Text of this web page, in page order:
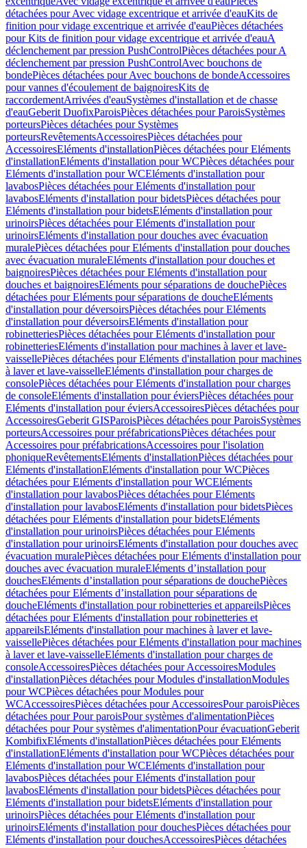
détachées pour Avec vidage excentrique et arrivée d'eauKits de
finition pour vidage excentrique et arrivée d'eauPièces détachées
pour Kits de finition pour vidage excentrique et arrivée d'eauA
déclenchement par pression PushControlPièces détachées pour A
déclenchement par pression PushControlAvec bouchons de
bondePièces détachées pour Avec bouchons de bondeAccessoires
pour vannes d'écoulement de baignoiresKits de
raccordementArrivées d'eauSystèmes d'installation et de chasse
d'eauGeberit DuofixParoisPièces détachées pour ParoisSystèmes
porteursPièces détachées pour Systèmes
porteursRevêtementsAccessoiresPièces détachées pour
AccessoiresEléments d'installationPièces détachées pour Eléments
d'installationEléments d'installation pour WCPièces détachées pour
Eléments d'installation pour WCEléments d'installation pour
lavabosPièces détachées pour Eléments d'installation pour
lavabosEléments d'installation pour bidetsPièces détachées pour
Eléments d'installation pour bidetsEléments d'installation pour
urinoirsPièces détachées pour Eléments d'installation pour
urinoirsEléments d'installation pour douches avec évacuation
muralePièces détachées pour Eléments d'installation pour douches
avec évacuation muraleEléments d'installation pour douches et
baignoiresPièces détachées pour Eléments d'installation pour
douches et baignoiresEléments pour séparations de douchePièces
détachées pour Eléments pour séparations de doucheEléments
d'installation pour déversoirsPièces détachées pour Eléments
d'installation pour déversoirsEléments d'installation pour
robinetteriesPièces détachées pour Eléments d'installation pour
robinetteriesEléments d'installation pour machines à laver et lave-
vaissellePièces détachées pour Eléments d'installation pour machines
à laver et lave-vaisselleEléments d'installation pour charges de
consolePièces détachées pour Eléments d'installation pour charges
de consoleEléments d'installation pour éviersPièces détachées pour
Eléments d'installation pour éviersAccessoiresPièces détachées pour
AccessoiresGeberit GISParoisPièces détachées pour ParoisSystèmes
porteursAccessoires pour préfabricationsPièces détachées pour
Accessoires pour préfabricationsAccessoires pour l'isolation
phoniqueRevêtementsEléments d'installationPièces détachées pour
Eléments d'installationEléments d'installation pour WCPièces
détachées pour Eléments d'installation pour WCEléments
d'installation pour lavabosPièces détachées pour Eléments
d'installation pour lavabosEléments d'installation pour bidetsPièces
détachées pour Eléments d'installation pour bidetsEléments
d'installation pour urinoirsPièces détachées pour Eléments
d'installation pour urinoirsEléments d'installation pour douches avec
évacuation muralePièces détachées pour Eléments d'installation pour
douches avec évacuation muraleEléments d’installation pour
douchesEléments d’installation pour séparations de douchePièces
détachées pour Eléments d’installation pour séparations de
doucheEléments d'installation pour robinetteries et appareilsPièces
détachées pour Eléments d'installation pour robinetteries et
appareilsEléments d'installation pour machines à laver et lave-
vaissellePièces détachées pour Eléments d'installation pour machines
à laver et lave-vaisselleEléments d'installation pour charges de
consoleAccessoiresPièces détachées pour AccessoiresModules
d'installationPièces détachées pour Modules d'installationModules
pour WCPièces détachées pour Modules pour
WCAccessoiresPièces détachées pour AccessoiresPour paroisPièces
détachées pour Pour paroisPour systèmes d'alimentationPièces
détachées pour Pour systèmes d'alimentationPour évacuationGeberit
KombifixEléments d'installationPièces détachées pour Eléments
d'installationEléments d'installation pour WCPièces détachées pour
Eléments d'installation pour WCEléments d'installation pour
lavabosPièces détachées pour Eléments d'installation pour
lavabosEléments d'installation pour bidetsPièces détachées pour
Eléments d'installation pour bidetsEléments d'installation pour
urinoirsPièces détachées pour Eléments d'installation pour
urinoirsEléments d'installation pour douchesPièces détachées pour
Eléments d'installation pour douchesAccessoiresPièces détachées